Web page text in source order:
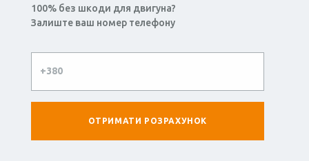
100% без шкоди для двигуна?
Залиште ваш номер телефону